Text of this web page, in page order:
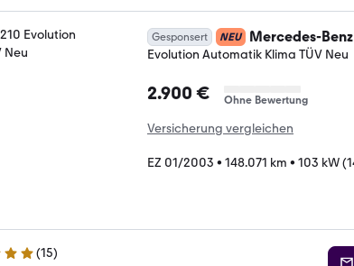
Gesponsert NEU Mercedes-Benz
Evolution Automatik Klima TÜV Neu
2.900 € Ohne Bewertung
Versicherung vergleichen
EZ 01/2003 • 148.071 km • 103 kW
(15)